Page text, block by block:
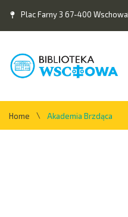
Plac Farny 3 67-400 Wschowa
Home \ Akademia Brzdąca